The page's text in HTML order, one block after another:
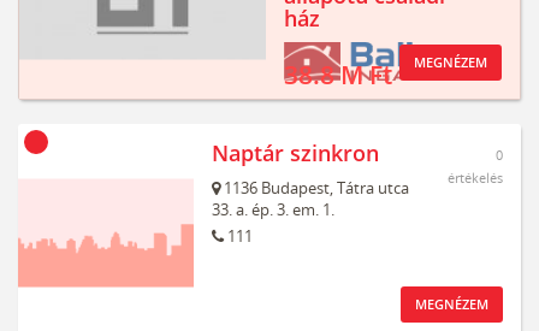
ház
38.8 M Ft MEGNÉZEM
Naptár szinkron
1136 Budapest,Tátra utca
33. a. ép. 3. em. 1.
111
0
értékelés
MEGNÉZEM